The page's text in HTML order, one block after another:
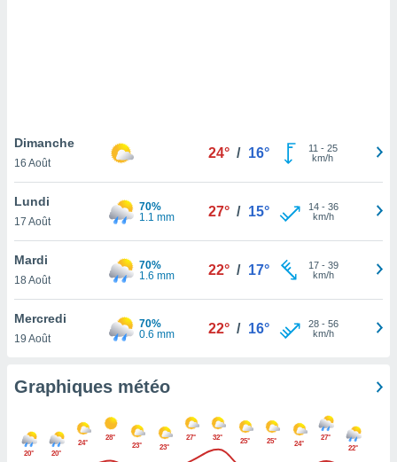
pas
de
à
cas,
que
sur le
ne
Dimanche
16 Août
24° / 16° 11 - 25
km/h
Lundi
17 Août
70%
1.1 mm
27° / 15° 14- 36
km/h
Mardi
18 Août
70%
1.6 mm
22° / 17° 17- 39
km/h
Mercredi
19 Août
70%
0.6 mm
22° / 16° 28- 56
km/h
Graphiques météo
20° 20°
24°
28°
23°
23°
27° 32° 25° 25° 24°
27°
22°